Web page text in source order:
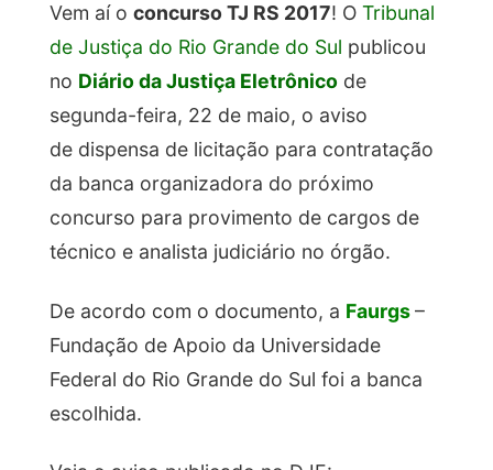
Vem aí o concurso TJ RS 2017! O Tribunal
de Justiça do Rio Grande do Sul publicou
no Diário da Justiça Eletrônicode
segunda-feira, 22 de maio, o aviso
de dispensa de licitação para contratação
da banca organizadora do próximo
concurso para provimento de cargos de
técnico e analista judiciário no órgão.
De acordo com o documento, a Faurgs –
Fundação de Apoio da Universidade
Federal do Rio Grande do Sul foi a banca
escolhida.